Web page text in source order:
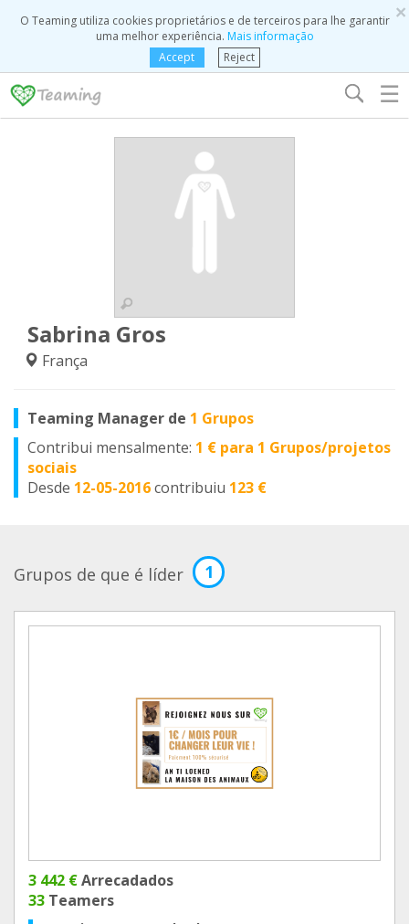
×
O Teaming utiliza cookies proprietários e de terceiros para lhe garantir
uma melhor experiência. Mais informação
Accept
Reject
☰
Sabrina Gros
França
Teaming Manager de 1 Grupos
Contribui mensalmente: 1 € para 1 Grupos/projetos
sociais
Desde 12-05-2016contribuiu 123 €
Grupos de que é líder 1
3 442 €Arrecadados
33 Teamers